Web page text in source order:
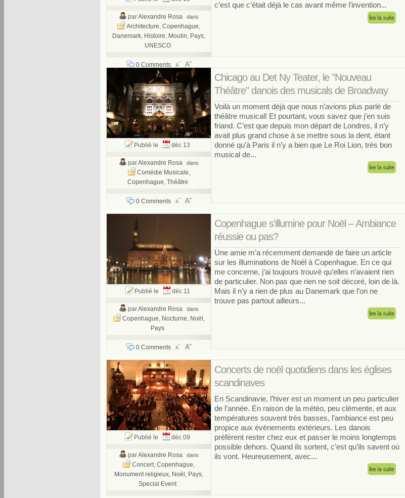
parAlexandre Rosa dans
Architecture, Copenhague,
Danemark, Histoire, Moulin, Pays,
UNESCO
0 Comments
c’est que c’était déjà le cas avant même l’invention...
Publié le déc 13
parAlexandre Rosa dans
Comédie Musicale,
Copenhague, Théâtre
0 Comments
Chicago au Det Ny Teater, le "Nouveau
Théâtre" danois des musicals de Broadway
Voilà un moment déjà que nous n’avions plus parlé de
théâtre musical! Et pourtant, vous savez que j’en suis
friand. C’est que depuis mon départ de Londres, il n’y
avait plus grand chose à se mettre sous la dent, étant
donné qu’à Paris il n’y a bien que Le Roi Lion, très bon
musical de...
Publié le déc 11
parAlexandre Rosa dans
Copenhague, Nocturne, Noël ,
Pays
0 Comments
Copenhague s’illumine pour Noël – Ambiance
réussie ou pas?
Une amie m’a récemment demandé de faire un article
sur les illuminations de Noël à Copenhague. En ce qui
me concerne, j’ai toujours trouvé qu’elles n’avaient rien
de particulier. Non pas que rien ne soit décoré, loin de là.
Mais il n’y a rien de plus au Danemark que l’on ne
trouve pas partout ailleurs...
Publié le déc 09
parAlexandre Rosa dans
Concert, Copenhague,
Monument religieux, Noël , Pays,
Special Event
Concerts de noël quotidiens dans les églises
scandinaves
En Scandinavie, l’hiver est un moment un peu particulier
de l’année. En raison de la météo, peu clémente, et aux
températures souvent très basses, l’ambiance est peu
propice aux évènements extérieurs. Les danois
préfèrent rester chez eux et passer le moins longtemps
possible dehors. Quand ils sortent, c’est qu’ils savent où
ils vont. Heureusement, avec...